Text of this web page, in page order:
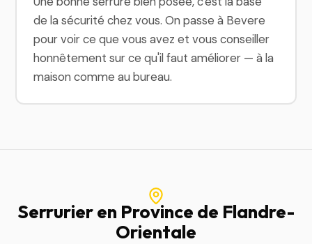
de la sécurité chez vous. On passe à Bevere
pour voir ce que vous avez et vous conseiller
honnêtement sur ce qu'il faut améliorer — à la
maison comme au bureau.
Serrurier en Province de Flandre-
Orientale